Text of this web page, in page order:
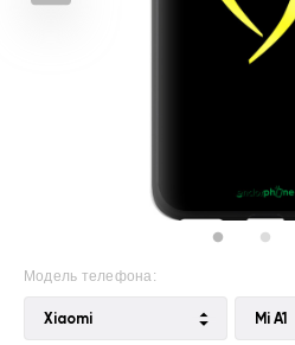
Модель телефона:
Xiaomi Mi A1